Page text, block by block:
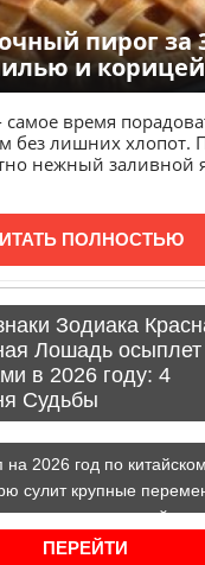
пирог за
и корицей
время
без лишних хлопот.
нежный заливной
ПОЛНОСТЬЮ